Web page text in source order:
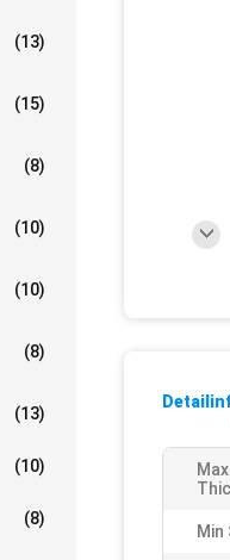
(13)
(15)
(8)
(10)
(10)
(8)
(13)
(10)
(8)
Min